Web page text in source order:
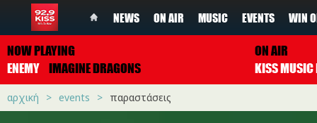
NEWS ON AIR MUSIC EVENTS WIN
NOW PLAYING
ENEMY IMAGINE DRAGONS
ON AIR
αρχική events παραστάσεις